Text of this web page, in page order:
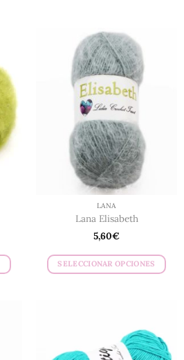
LANA
Lana Elisabeth
5,60€
SELECCIONAR OPCIONES
variantes.
Las